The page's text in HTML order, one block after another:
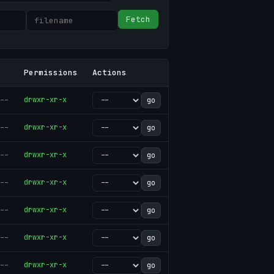
Fetch
Permissions Actions
-- drwxr-xr-x go
-- drwxr-xr-x go
-- drwxr-xr-x go
-- drwxr-xr-x go
-- drwxr-xr-x go
-- drwxr-xr-x go
-- drwxr-xr-x go